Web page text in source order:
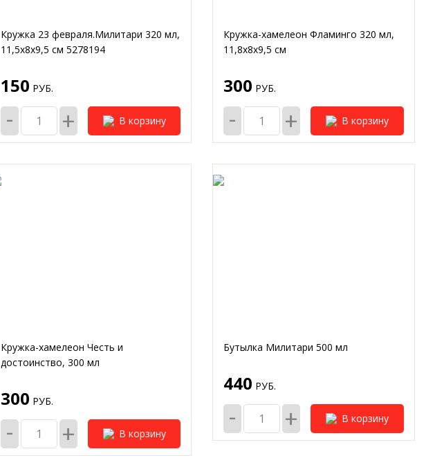
Кружка 23 февраля.Милитари 320 мл,
11,5х8х9,5 см 5278194
150 РУБ.
- + В корзину
Кружка-хамелеон Фламинго 320 мл,
11,8x8x9,5 см
300 РУБ.
- + В корзину
Кружка-хамелеон Честь и
достоинство, 300 мл
300 РУБ.
- + В корзину
Бутылка Милитари 500 мл
440 РУБ.
- + В корзину